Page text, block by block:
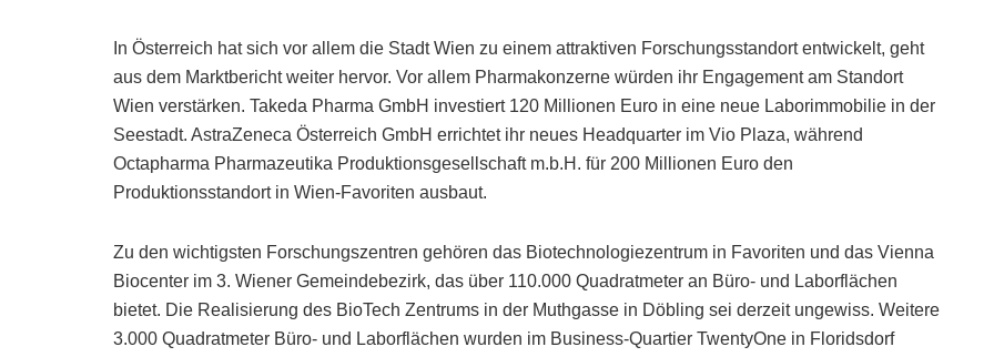
In Österreich hat sich vor allem die Stadt Wien zu einem attraktiven Forschungsstandort entwickelt, geht
aus dem Marktbericht weiter hervor. Vor allem Pharmakonzerne würden ihr Engagement am Standort
Wien verstärken. Takeda Pharma GmbH investiert 120 Millionen Euro in eine neue Laborimmobilie in der
Seestadt. AstraZeneca Österreich GmbH errichtet ihr neues Headquarter im Vio Plaza, während
Octapharma Pharmazeutika Produktionsgesellschaft m.b.H. für 200 Millionen Euro den
Produktionsstandort in Wien-Favoriten ausbaut.
Zu den wichtigsten Forschungszentren gehören das Biotechnologiezentrum in Favoriten und das Vienna
Biocenter im 3. Wiener Gemeindebezirk, das über 110.000 Quadratmeter an Büro- und Laborflächen
bietet. Die Realisierung des BioTech Zentrums in der Muthgasse in Döbling sei derzeit ungewiss. Weitere
3.000 Quadratmeter Büro- und Laborflächen wurden im Business-Quartier TwentyOne in Floridsdorf